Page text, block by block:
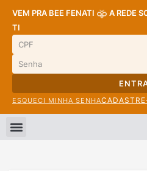
VEM PRA BEE FENATI
A REDE
TI
ESQUECI MINHA SENHA